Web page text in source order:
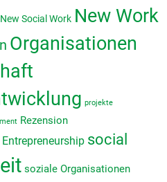
New Social Work New Work
Organisationen
projekte
Rezension
social
soziale Organisationen